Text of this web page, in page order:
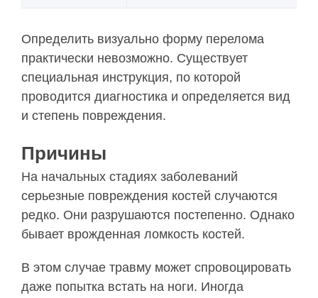
Определить визуально форму перелома
практически невозможно. Существует
специальная инструкция, по которой
проводится диагностика и определяется вид
и степень повреждения.
Причины
На начальных стадиях заболеваний
серьезные повреждения костей случаются
редко. Они разрушаются постепенно. Однако
бывает врожденная ломкость костей.
В этом случае травму может спровоцировать
даже попытка встать на ноги. Иногда